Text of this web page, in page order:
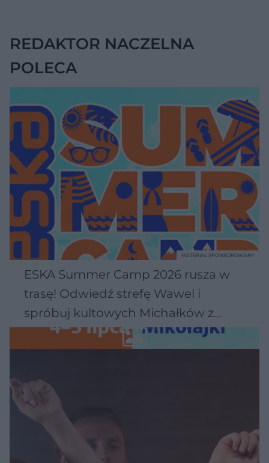
REDAKTOR NACZELNA
POLECA
ESKA Summer Camp 2026 rusza w
trasę! Odwiedź strefę Wawel i
spróbuj kultowych Michałków z
Wawelu
MATERIAŁ SPONSOROWANY